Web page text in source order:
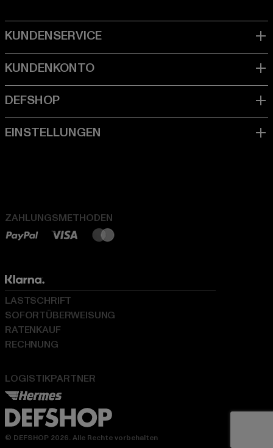
ZAHLUNGSMETHODEN
LOGISTIKPARTNER
LASTSCHRIFT
SOFORTÜBERWEISUNG
RATENKAUF
RECHNUNG
© DEFSHOP 2026. Alle Rechte vorbehalten